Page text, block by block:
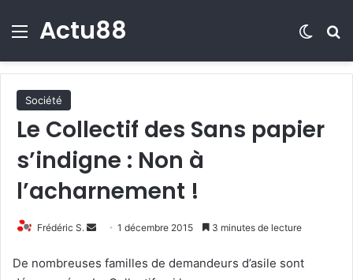
Menu
Actu88
Société
Le Collectif des Sans papier
s’indigne : Non à
l’acharnement !
Frédéric S.
v
1 décembre 2015 3 minutes de lecture
De nombreuses familles de demandeurs d’asile sont